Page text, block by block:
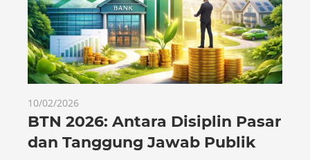
10/02/2026
BTN 2026: Antara Disiplin Pasar
dan Tanggung Jawab Publik